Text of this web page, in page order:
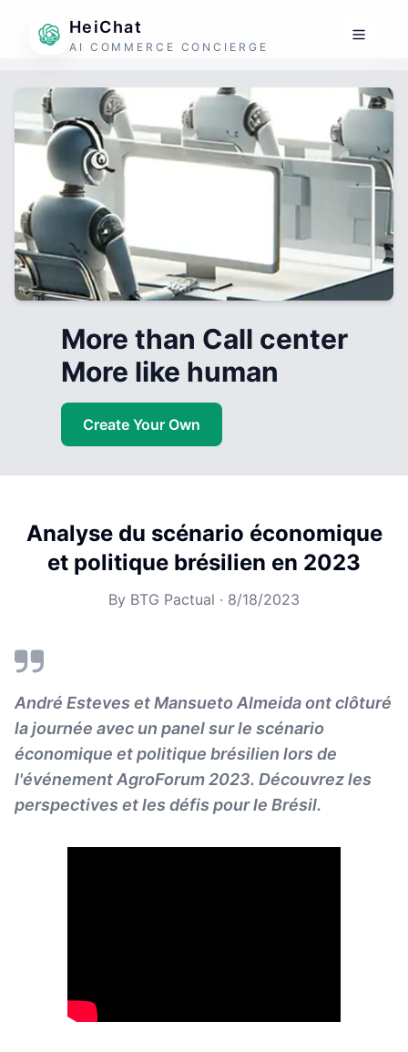
HeiChat
AI COMMERCE CONCIERGE
More than Call center
More like human
Create Your Own
Analyse du scénario économique
et politique brésilien en 2023
By BTG Pactual · 8/18/2023
André Esteves et Mansueto Almeida ont clôturé
la journée avec un panel sur le scénario
économique et politique brésilien lors de
l'événement AgroForum 2023. Découvrez les
perspectives et les défis pour le Brésil.